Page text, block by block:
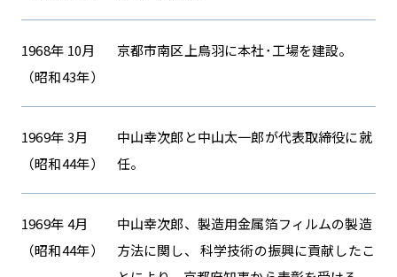
1968年 10月
（昭和43年）
京都市南区上鳥羽に本社･工場を建設。
1969年 3月
（昭和44年）
中山幸次郎と中山太一郎が代表取締役に就
任。
1969年 4月
（昭和44年）
中山幸次郎、製造用金属箔フィルムの製造
方法に関し、 科学技術の振興に貢献したこ